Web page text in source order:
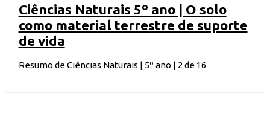
Ciências Naturais 5º ano | O solo
como material terrestre de suporte
de vida
Resumo de Ciências Naturais | 5º ano | 2 de 16